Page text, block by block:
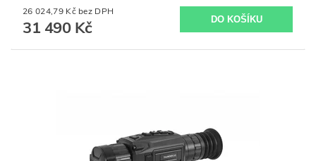
26 024,79 Kč bez DPH
31 490 Kč